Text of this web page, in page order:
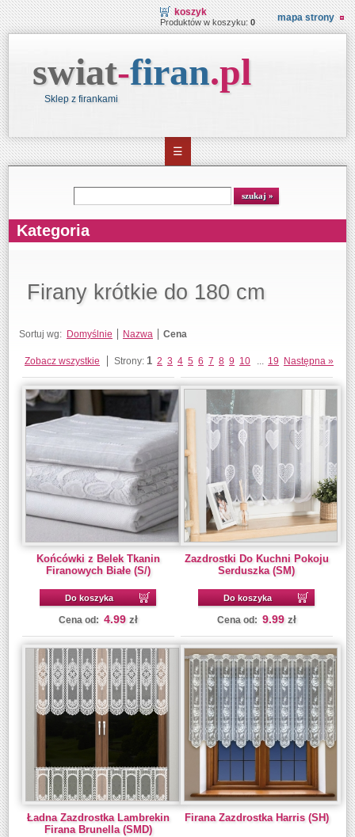
koszyk
Produktów w koszyku:0 mapa strony
swiat-firan.pl
Sklep z firankami
☰
Kategoria
Firany krótkie do 180 cm
Sortuj wg: Domyślnie Nazwa Cena
Zobacz wszystkie Strony: 1 2 3 4 5 6 7 8 9 10 ... 19 Następna »
Końcówki z Belek Tkanin
Firanowych Białe (S/)
Do koszyka
Cena od: 4.99 zł
Zazdrostki Do Kuchni Pokoju
Serduszka (SM)
Do koszyka
Cena od: 9.99 zł
Ładna Zazdrostka Lambrekin
Firana Brunella (SMD)
Firana Zazdrostka Harris (SH)